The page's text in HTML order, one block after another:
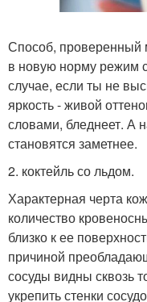
Способ, проверенный
в новую норму режим
случае, если ты не
яркость - живой
словами, бледнеет. А
становятся заметнее.
2. коктейль со льдом.
Характерная черта
количество
близко к ее
причиной
сосуды видны сквозь
укрепить стенки